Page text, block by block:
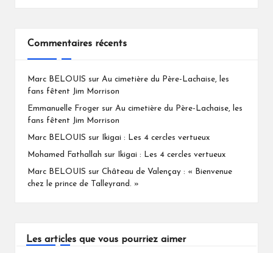
Commentaires récents
Marc BELOUIS sur Au cimetière du Père-Lachaise, les
fans fêtent Jim Morrison
Emmanuelle Froger sur Au cimetière du Père-Lachaise, les
fans fêtent Jim Morrison
Marc BELOUIS sur Ikigai : Les 4 cercles vertueux
Mohamed Fathallah sur Ikigai : Les 4 cercles vertueux
Marc BELOUIS sur Château de Valençay : « Bienvenue
chez le prince de Talleyrand. »
Les articles que vous pourriez aimer